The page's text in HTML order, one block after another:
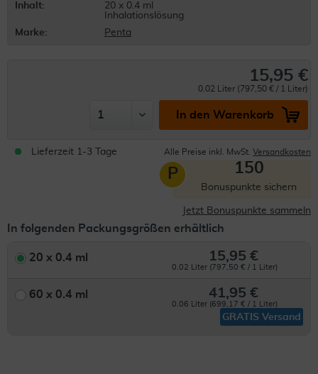
Inhalt:
20 x 0.4 ml
Inhalationslösung
Marke:
Penta
15,95 €
0.02 Liter (797,50 € / 1 Liter)
In den Warenkorb
Lieferzeit 1-3 Tage Alle Preise inkl. MwSt. Versandkosten
P 150
Bonuspunkte sichern
Jetzt Bonuspunkte sammeln
In folgenden Packungsgrößen erhältlich
20 x 0.4 ml 15,95 €
0.02 Liter (797,50 € / 1 Liter)
60 x 0.4 ml 41,95 €
0.06 Liter (699,17 € / 1 Liter)
GRATIS Versand